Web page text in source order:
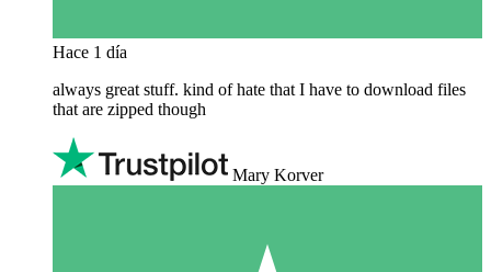
Hace 1 día
always great stuff. kind of hate that I have to download files
that are zipped though
Mary Korver